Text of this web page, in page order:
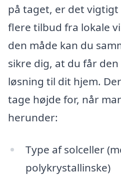
på taget, er det
flere tilbud fra lokale
den måde kan du
sikre dig, at du får
løsning til dit hjem.
tage højde for, når
herunder:
Type af solceller
polykrystallinske)